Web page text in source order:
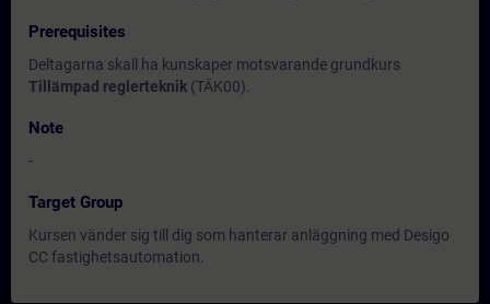
Prerequisites
Deltagarna skall ha kunskaper motsvarande grundkurs
Tillämpad reglerteknik (TÄK00).
Note
-
Target Group
Kursen vänder sig till dig som hanterar anläggning med Desigo
CC fastighetsautomation.